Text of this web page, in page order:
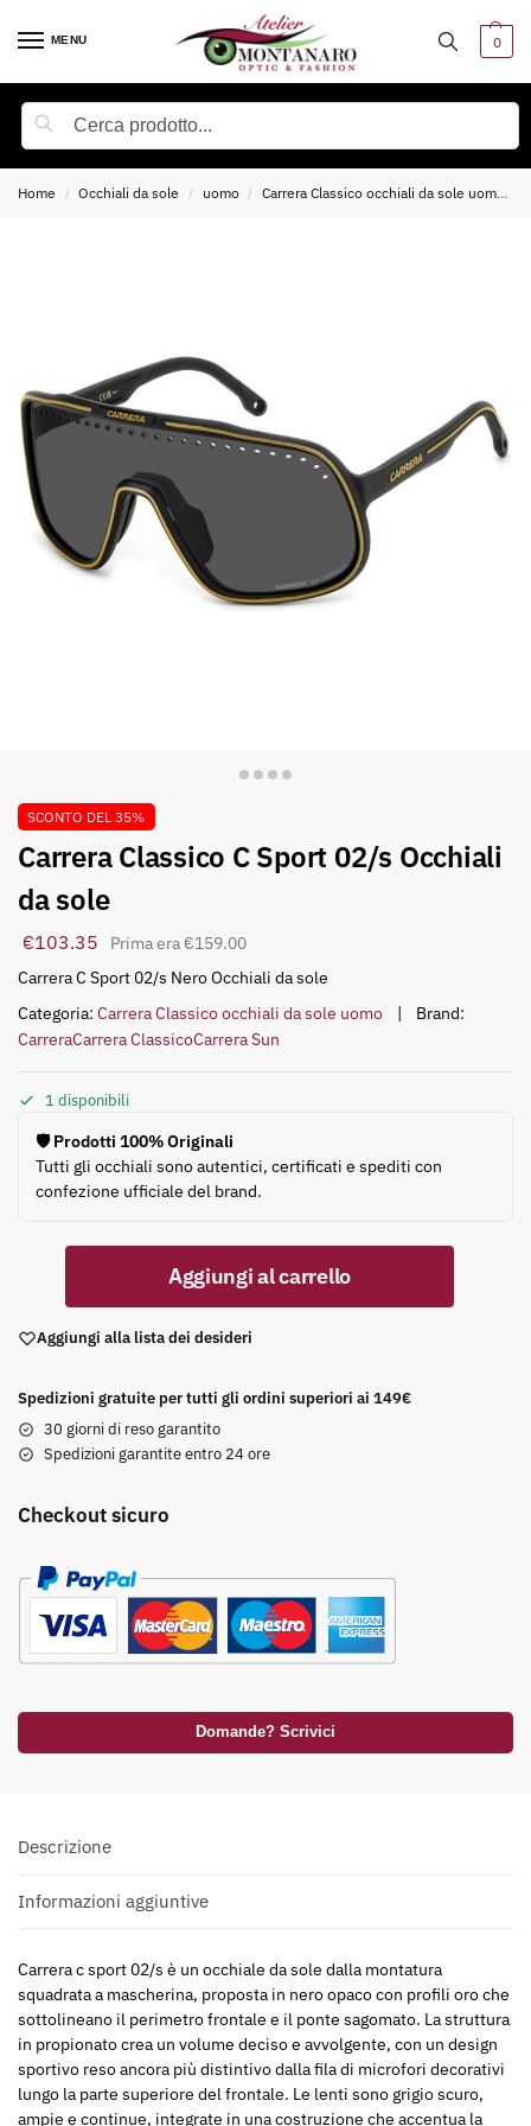
MENU 0
Home / Occhiali da sole / uomo / Carrera Classico occhiali da sole uomo
SCONTO DEL 35%
Carrera Classico C Sport 02/s Occhiali
da sole
€159.00
€103.35
Carrera C Sport 02/s Nero Occhiali da sole
Categoria: Carrera Classico occhiali da sole uomo
Brand:
CarreraCarrera ClassicoCarrera Sun
1 disponibili
🛡️ Prodotti 100% Originali
Tutti gli occhiali sono autentici, certificati e spediti con
confezione ufficiale del brand.
Aggiungi al carrello
Aggiungi alla lista dei desideri
Spedizioni gratuite per tutti gli ordini superiori ai 149€
30 giorni di reso garantito
Spedizioni garantite entro 24 ore
Checkout sicuro
Domande? Scrivici
Descrizione
Informazioni aggiuntive
Carrera c sport 02/s è un occhiale da sole dalla montatura
squadrata a mascherina, proposta in nero opaco con profili oro che
sottolineano il perimetro frontale e il ponte sagomato. La struttura
in propionato crea un volume deciso e avvolgente, con un design
sportivo reso ancora più distintivo dalla fila di microfori decorativi
lungo la parte superiore del frontale. Le lenti sono grigio scuro,
ampie e continue, integrate in una costruzione che accentua la